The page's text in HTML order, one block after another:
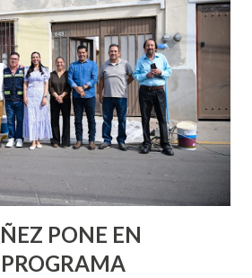
relaciones sexuales no son expertos
Siempre hay algo nuevo que
que conocer. Si eres una
relaciones sexuales, tal vez
increíble y no puedas esperar para
cualquier persona con
es mejor cuando ambas partes
PONE EN